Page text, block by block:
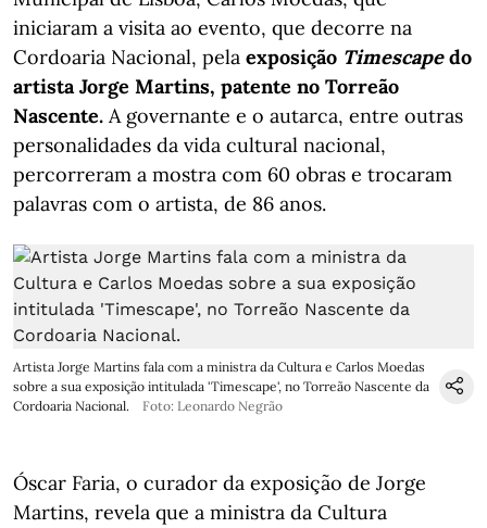
iniciaram a visita ao evento, que decorre na
Cordoaria Nacional, pela exposição Timescapedo
artista Jorge Martins, patente no Torreão
Nascente. A governante e o autarca, entre outras
personalidades da vida cultural nacional,
percorreram a mostra com 60 obras e trocaram
palavras com o artista, de 86 anos.
Artista Jorge Martins fala com a ministra da Cultura e Carlos Moedas
sobre a sua exposição intitulada 'Timescape', no Torreão Nascente da
Cordoaria Nacional.
Foto: Leonardo Negrão
Óscar Faria, o curador da exposição de Jorge
Martins, revela que a ministra da Cultura